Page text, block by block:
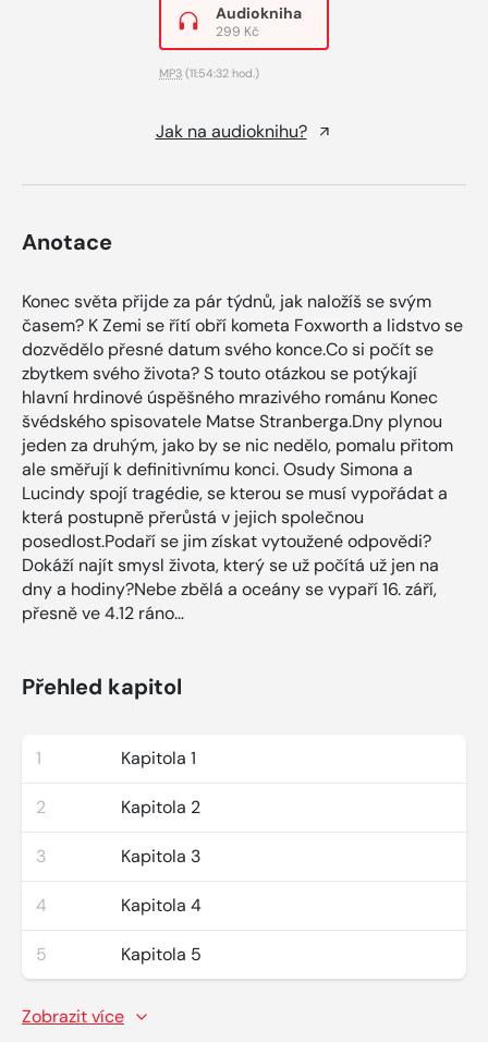
Audiokniha
299 Kč
MP3 (11:54:32 hod.)
Jak na audioknihu?
Anotace
Konec světa přijde za pár týdnů, jak naložíš se svým
časem? K Zemi se řítí obří kometa Foxworth a lidstvo se
dozvědělo přesné datum svého konce.Co si počít se
zbytkem svého života? S touto otázkou se potýkají
hlavní hrdinové úspěšného mrazivého románu Konec
švédského spisovatele Matse Stranberga.Dny plynou
jeden za druhým, jako by se nic nedělo, pomalu přitom
ale směřují k definitivnímu konci. Osudy Simona a
Lucindy spojí tragédie, se kterou se musí vypořádat a
která postupně přerůstá v jejich společnou
posedlost.Podaří se jim získat vytoužené odpovědi?
Dokáží najít smysl života, který se už počítá už jen na
dny a hodiny?Nebe zbělá a oceány se vypaří 16. září,
přesně ve 4.12 ráno…
Přehled kapitol
1 Kapitola 1
2 Kapitola 2
3 Kapitola 3
4 Kapitola 4
5 Kapitola 5
Zobrazit více